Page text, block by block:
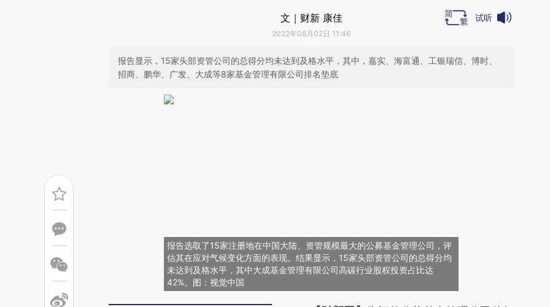
文｜财新 康佳
2022年08月02日 11:46
试听
报告显示，15家头部资管公司的总得分均未达到及格水平，其中，嘉实、海富通、工银瑞信、博时、
招商、鹏华、广发、大成等8家基金管理有限公司排名垫底
报告选取了15家注册地在中国大陆、资管规模最大的公募基金管理公司，评
估其在应对气候变化方面的表现。结果显示，15家头部资管公司的总得分均
未达到及格水平，其中大成基金管理有限公司高碳行业股权投资占比达
42%。图：视觉中国